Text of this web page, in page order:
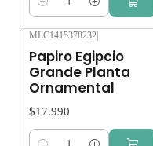
Cantidad
MLC1415378232
Papiro Egipcio
Grande Planta
Ornamental
$17.990